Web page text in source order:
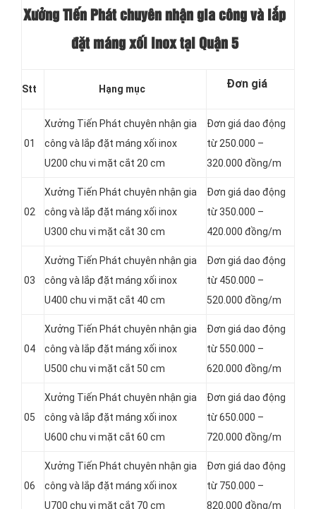
Xưởng Tiến Phát chuyên nhận gia công và lắp
đặt máng xối inox tại Quận 5
Stt Hạng mục Đơn giá
01
Xưởng Tiến Phát chuyên nhận gia
công và lắp đặt máng xối inox
U200 chu vi mặt cắt 20 cm
Đơn giá dao động
từ 250.000 –
320.000 đồng/m
02
Xưởng Tiến Phát chuyên nhận gia
công và lắp đặt máng xối inox
U300 chu vi mặt cắt 30 cm
Đơn giá dao động
từ 350.000 –
420.000 đồng/m
03
Xưởng Tiến Phát chuyên nhận gia
công và lắp đặt máng xối inox
U400 chu vi mặt cắt 40 cm
Đơn giá dao động
từ 450.000 –
520.000 đồng/m
04
Xưởng Tiến Phát chuyên nhận gia
công và lắp đặt máng xối inox
U500 chu vi mặt cắt 50 cm
Đơn giá dao động
từ 550.000 –
620.000 đồng/m
05
Xưởng Tiến Phát chuyên nhận gia
công và lắp đặt máng xối inox
U600 chu vi mặt cắt 60 cm
Đơn giá dao động
từ 650.000 –
720.000 đồng/m
06
Xưởng Tiến Phát chuyên nhận gia
công và lắp đặt máng xối inox
U700 chu vi mặt cắt 70 cm
Đơn giá dao động
từ 750.000 –
820.000 đồng/m